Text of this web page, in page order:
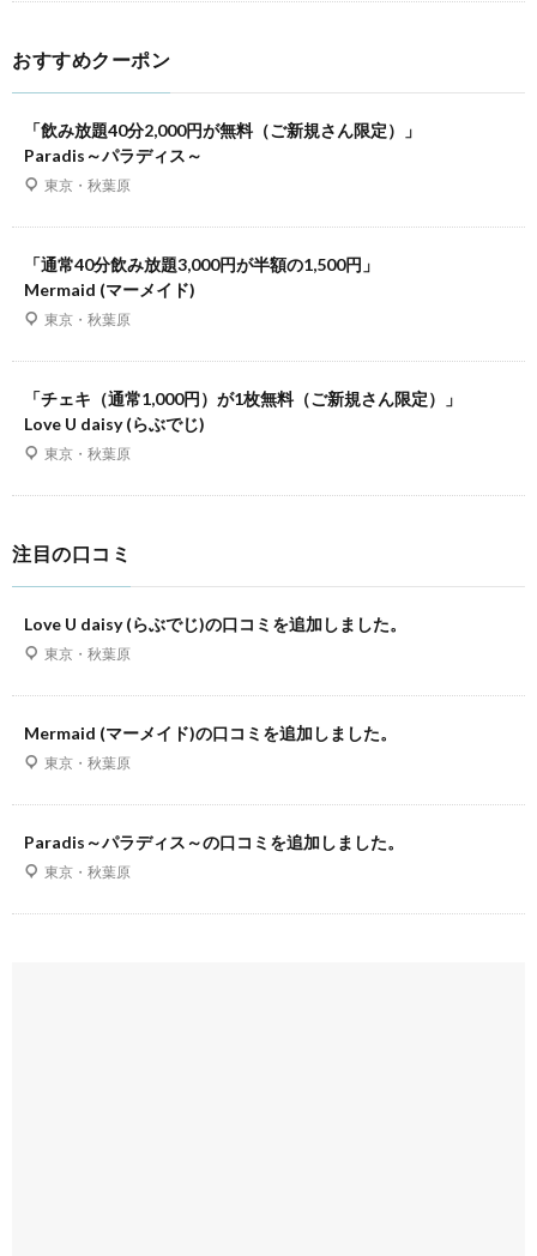
おすすめクーポン
「飲み放題40分2,000円が無料（ご新規さん限定）」
Paradis～パラディス～
東京・秋葉原
「通常40分飲み放題3,000円が半額の1,500円」
Mermaid (マーメイド)
東京・秋葉原
「チェキ（通常1,000円）が1枚無料（ご新規さん限定）」
Love U daisy (らぶでじ)
東京・秋葉原
注目の口コミ
Love U daisy (らぶでじ)の口コミを追加しました。
東京・秋葉原
Mermaid (マーメイド)の口コミを追加しました。
東京・秋葉原
Paradis～パラディス～の口コミを追加しました。
東京・秋葉原